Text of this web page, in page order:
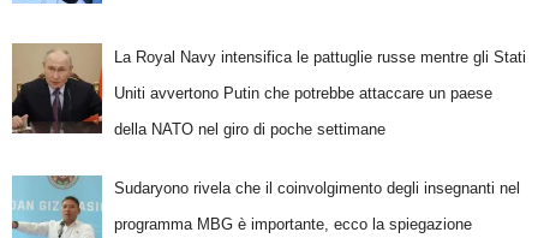
La Royal Navy intensifica le pattuglie russe mentre gli Stati
Uniti avvertono Putin che potrebbe attaccare un paese
della NATO nel giro di poche settimane
Sudaryono rivela che il coinvolgimento degli insegnanti nel
programma MBG è importante, ecco la spiegazione